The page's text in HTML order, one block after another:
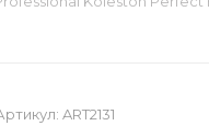
ART2131